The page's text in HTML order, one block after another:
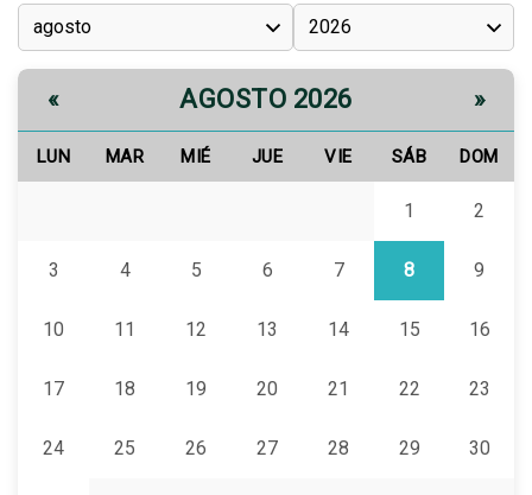
« AGOSTO 2026 »
LUN MAR MIÉ JUE VIE SÁB DOM
1 2
3 4 5 6 7 8 9
10 11 12 13 14 15 16
17 18 19 20 21 22 23
24 25 26 27 28 29 30